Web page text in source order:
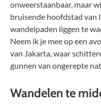
onweerstaanbaar, maar
bruisende hoofdstad van
wandelpaden liggen te
Neem ik je mee op een
van Jakarta, waar
gunnen van ongerepte
Wandelen te